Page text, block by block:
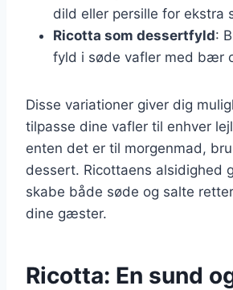
dild eller persille for ekstra
Ricotta som dessertfyld:
fyld i søde vafler med bær
Disse variationer giver dig
tilpasse dine vafler til enhver
enten det er til morgenmad,
dessert. Ricottaens alsidighed
skabe både søde og salte
dine gæster.
Ricotta: En sund